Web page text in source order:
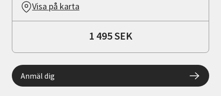
Visa på karta
1 495 SEK
Anmäl dig